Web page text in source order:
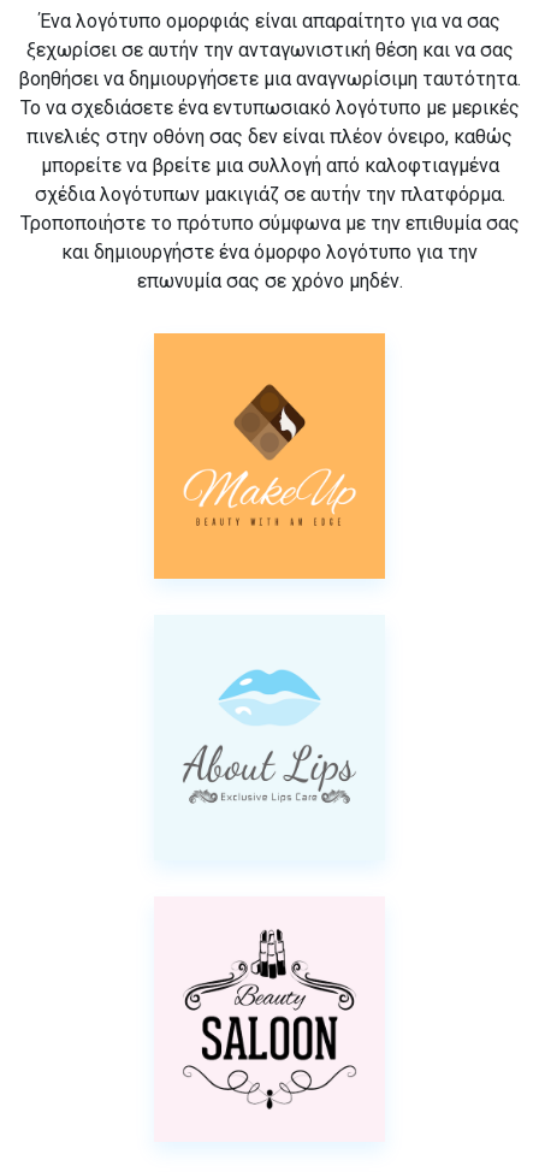
Ένα λογότυπο ομορφιάς είναι απαραίτητο για να σας
ξεχωρίσει σε αυτήν την ανταγωνιστική θέση και να σας
βοηθήσει να δημιουργήσετε μια αναγνωρίσιμη ταυτότητα.
Το να σχεδιάσετε ένα εντυπωσιακό λογότυπο με μερικές
πινελιές στην οθόνη σας δεν είναι πλέον όνειρο, καθώς
μπορείτε να βρείτε μια συλλογή από καλοφτιαγμένα
σχέδια λογότυπων μακιγιάζ σε αυτήν την πλατφόρμα.
Τροποποιήστε το πρότυπο σύμφωνα με την επιθυμία σας
και δημιουργήστε ένα όμορφο λογότυπο για την
επωνυμία σας σε χρόνο μηδέν.